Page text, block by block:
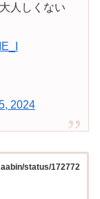
人しくない
2024
status/172772